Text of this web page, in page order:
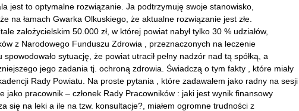
jest to optymalne rozwiązanie. Ja podtrzymuję swoje stanowisko,
na łamach Gwarka Olkuskiego, że aktualne rozwiązanie jest złe.
założycielskim 50.000 zł, w której powiat nabył tylko 30 % udziałów,
z Narodowego Funduszu Zdrowia , przeznaczonych na leczenie
sytuację, że powiat utracił pełny nadzór nad tą spółką, a
jego zadania tj. ochroną zdrowia. Świadczą o tym fakty , które miały
Rady Powiatu. Na proste pytania , które zadawałem jako radny na sesji
jako pracownik – członek Rady Pracowników : jaki jest wynik finansowy
się na leki a ile na tzw. konsultacje?, miałem ogromne trudności z